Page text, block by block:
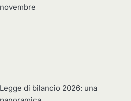
novembre
Legge di bilancio 2026: una